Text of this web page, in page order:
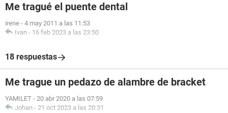
Me tragué el puente dental
irene - 4 may 2011 a las 11:53
Ivan - 16 feb 2023 a las 23:50
18 respuestas
Me trague un pedazo de alambre de bracket
YAMILET - 20 abr 2020 a las 07:59
Johan - 21 oct 2023 a las 20:31